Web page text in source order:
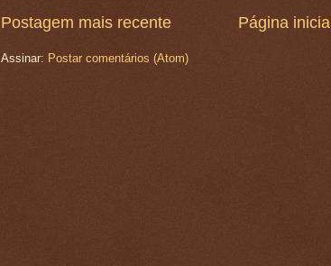
Postagem mais recente Página inicial
Assinar: Postar comentários (Atom)